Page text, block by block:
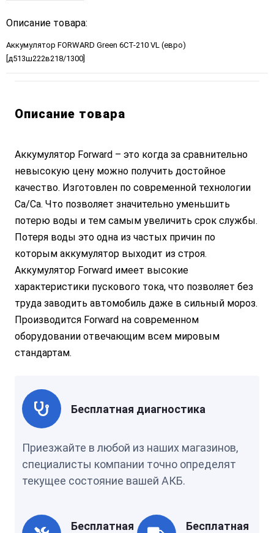
Описание товара:
Аккумулятор FORWARD Green 6СТ-210 VL (евро)
[д513ш222в218/1300]
Описание товара
Аккумулятор Forward – это когда за сравнительно
невысокую цену можно получить достойное
качество. Изготовлен по современной технологии
Ca/Ca. Что позволяет значительно уменьшить
потерю воды и тем самым увеличить срок службы.
Потеря воды это одна из частых причин по
которым аккумулятор выходит из строя.
Аккумулятор Forward имеет высокие
характеристики пускового тока, что позволяет без
труда заводить автомобиль даже в сильный мороз.
Производится Forward на современном
оборудовании отвечающим всем мировым
стандартам.
Бесплатная диагностика
Приезжайте в любой из наших магазинов,
специалисты компании точно определят
текущее состояние вашей АКБ.
Бесплатная
Бесплатная